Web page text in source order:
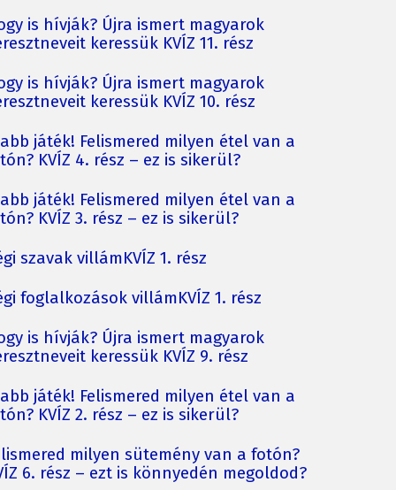
is hívják? Újra ismert magyarok
keressük KVÍZ 11. rész
is hívják? Újra ismert magyarok
keressük KVÍZ 10. rész
játék! Felismered milyen étel van a
KVÍZ 4. rész – ez is sikerül?
játék! Felismered milyen étel van a
KVÍZ 3. rész – ez is sikerül?
szavak villámKVÍZ 1. rész
foglalkozások villámKVÍZ 1. rész
is hívják? Újra ismert magyarok
keressük KVÍZ 9. rész
játék! Felismered milyen étel van a
KVÍZ 2. rész – ez is sikerül?
milyen sütemény van a fotón?
6. rész – ezt is könnyedén megoldod?